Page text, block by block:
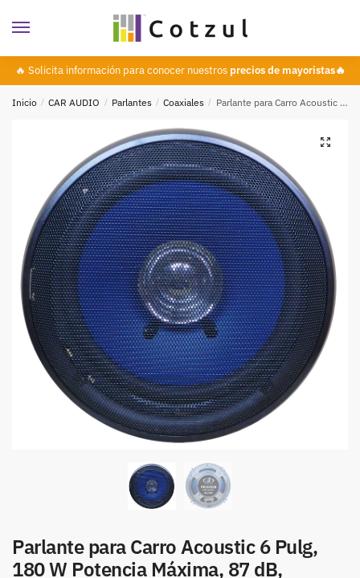
🔥 Solicita información para conocer nuestros precios de mayoristas🔥
Inicio / CAR AUDIO / Parlantes / Coaxiales / Parlante para Carro Acoustic 6 Pulg, 180 W Potencia Máxima, 87 dB, ACOUSTIC PR-G1630
🔍
Parlante para Carro Acoustic 6 Pulg,
180 W Potencia Máxima, 87 dB,